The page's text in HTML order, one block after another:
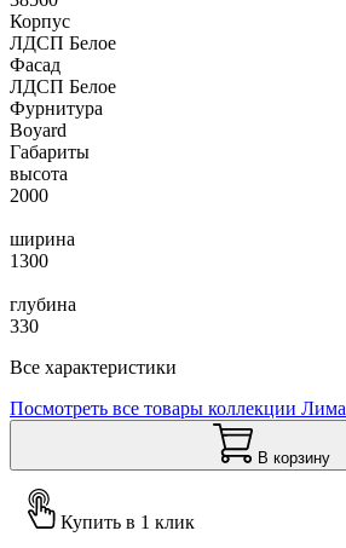
Корпус
ЛДСП Белое
Фасад
ЛДСП Белое
Фурнитура
Boyard
Габариты
высота
2000
ширина
1300
глубина
330
Все характеристики
Посмотреть все товары коллекции Лима
В корзину
Купить в 1 клик